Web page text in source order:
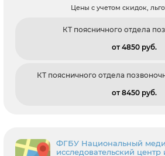
Цены с учетом скидок,
КТ поясничного отдела
от 4850 pуб.
КТ поясничного отдела
от 8450 pуб.
ФГБУ Национальный
исследовательский